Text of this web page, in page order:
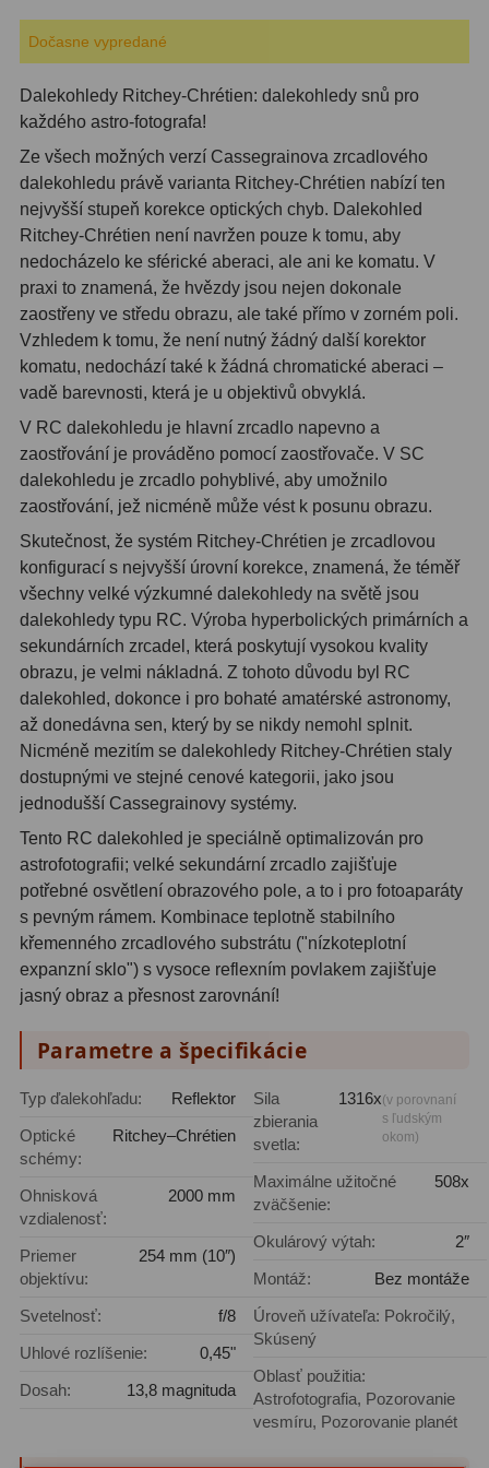
ZOOM12
ED a Flat Field12
Ostatné30
Barlow65
181
Mesačné a polarizačné
Slnečné42
CLS a UHC 14
Širokopásmové2
OIII21
Hβ
SII2
Planetárne7
Farebné66
Astro príslušenstvo 175
Redukcia 1,25" a 2" 17
Okulárové výťahy a ostrenie1
Hľadáčiky25
Binohlavy
Kolimátory22
28
Iné10
Montáže93
Azimutálne AZ5
Equatoriálne EQ
Fotografické montáže 5
Statívy a piliere3
Dočasne vypredané
Dalekohledy Ritchey-Chrétien: dalekohledy snů pro
každého astro-fotografa!
Ze všech možných verzí Cassegrainova zrcadlového
dalekohledu právě varianta Ritchey-Chrétien nabízí ten
nejvyšší stupeň korekce optických chyb. Dalekohled
Ritchey-Chrétien není navržen pouze k tomu, aby
nedocházelo ke sférické aberaci, ale ani ke komatu. V
praxi to znamená, že hvězdy jsou nejen dokonale
zaostřeny ve středu obrazu, ale také přímo v zorném poli.
Vzhledem k tomu, že není nutný žádný další korektor
komatu, nedochází také k žádná chromatické aberaci –
vadě barevnosti, která je u objektivů obvyklá.
V RC dalekohledu je hlavní zrcadlo napevno a
zaostřování je prováděno pomocí zaostřovače. V SC
dalekohledu je zrcadlo pohyblivé, aby umožnilo
zaostřování, jež nicméně může vést k posunu obrazu.
Skutečnost, že systém Ritchey-Chrétien je zrcadlovou
konfigurací s nejvyšší úrovní korekce, znamená, že téměř
všechny velké výzkumné dalekohledy na světě jsou
dalekohledy typu RC. Výroba hyperbolických primárních a
sekundárních zrcadel, která poskytují vysokou kvality
obrazu, je velmi nákladná. Z tohoto důvodu byl RC
dalekohled, dokonce i pro bohaté amatérské astronomy,
až donedávna sen, který by se nikdy nemohl splnit.
Nicméně mezitím se dalekohledy Ritchey-Chrétien staly
dostupnými ve stejné cenové kategorii, jako jsou
jednodušší Cassegrainovy systémy.
Tento RC dalekohled je speciálně optimalizován pro
astrofotografii; velké sekundární zrcadlo zajišťuje
potřebné osvětlení obrazového pole, a to i pro fotoaparáty
s pevným rámem. Kombinace teplotně stabilního
křemenného zrcadlového substrátu ("nízkoteplotní
expanzní sklo") s vysoce reflexním povlakem zajišťuje
jasný obraz a přesnost zarovnání!
Parametre a špecifikácie
Typ ďalekohľadu:
Reflektor
Optické
schémy:
Ritchey–Chrétien
Ohnisková
vzdialenosť:
2000 mm
Priemer
objektívu:
254 mm (10″)
Svetelnosť:
f/8
Uhlové rozlíšenie:
0,45"
Dosah:
13,8 magnituda
Sila
zbierania
svetla:
1316x(v porovnaní
s ľudským
okom)
Maximálne užitočné
zväčšenie:
508x
Okulárový výtah:
2″
Montáž:
Bez montáže
Úroveň užívateľa: Pokročilý,
Skúsený
Oblasť použitia:
Astrofotografia, Pozorovanie
vesmíru, Pozorovanie planét